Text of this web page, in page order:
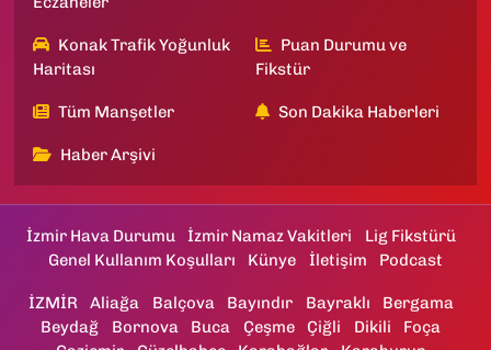
Konak Trafik Yoğunluk
Haritası
Puan Durumu ve
Fikstür
Tüm Manşetler Son Dakika Haberleri
Haber Arşivi
İzmir Hava Durumu İzmir Namaz Vakitleri
Lig Fikstürü
Genel Kullanım Koşulları
Künye İletişim Podcast
İZMİR Aliağa Balçova Bayındır Bayraklı
Bergama
Beydağ
Bornova Buca Çeşme Çiğli Dikili
Foça